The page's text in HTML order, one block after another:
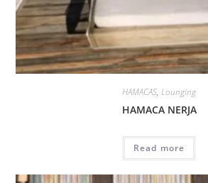
HAMACAS, Lounging
HAMACA NERJA
Read more